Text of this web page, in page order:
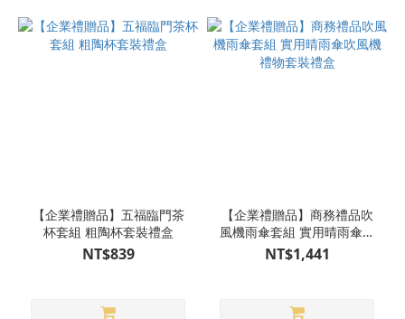
【企業禮贈品】五福臨門茶
杯套組 粗陶杯套裝禮盒
NT$839
【企業禮贈品】商務禮品吹
風機雨傘套組 實用晴雨傘吹
風機禮物套裝禮盒
NT$1,441